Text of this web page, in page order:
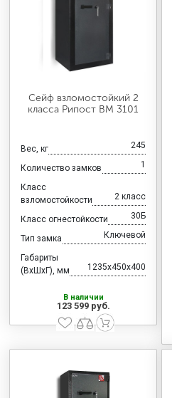
Сейф взломостойкий 2
класса Рипост ВМ 3101
Вес, кг 245
Количество замков 1
Класс
взломостойкости
2 класс
Класс огнестойкости 30Б
Тип замка Ключевой
Габариты
(ВхШхГ), мм
1235x450x400
В наличии
123 599 руб.